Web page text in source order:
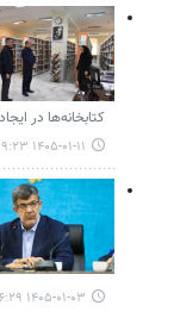
کتابخانه‌ها در
۱۴۰۵-۰۱-۱۱ ۱۹:۲۳
۱۴۰۵-۰۱-۰۳ ۱۶:۲۹